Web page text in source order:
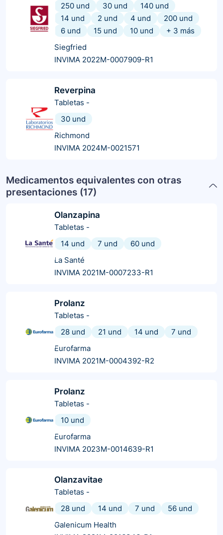
250 und
30 und
140 und
14 und
2 und 4 und
200 und
6 und
15 und 10 und + 3 más
Siegfried
INVIMA 2022M-0007909-R1
Reverpina
Tabletas -
30 und
Richmond
INVIMA 2024M-0021571
Medicamentos equivalentes con otras
presentaciones (17)
Olanzapina
Tabletas -
14 und
7 und
60 und
La Santé
INVIMA 2021M-0007233-R1
Prolanz
Tabletas -
28 und
21 und 14 und
7 und
Eurofarma
INVIMA 2021M-0004392-R2
Prolanz
Tabletas -
10 und
Eurofarma
INVIMA 2023M-0014639-R1
Olanzavitae
Tabletas -
28 und
14 und 7 und
56 und
Galenicum Health